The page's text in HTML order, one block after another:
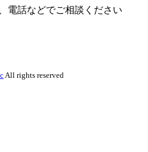
電話などでご相談ください
All rights reserved